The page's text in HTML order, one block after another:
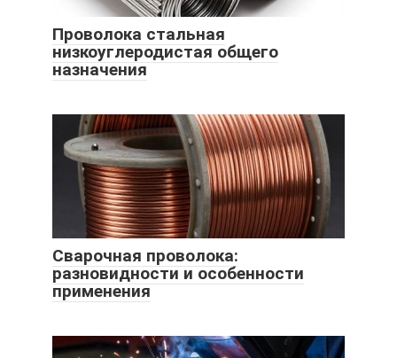
Проволока стальная
низкоуглеродистая общего
назначения
Сварочная проволока:
разновидности и особенности
применения